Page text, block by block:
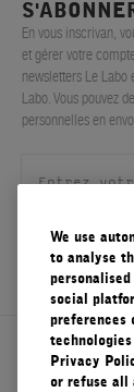
Compte
Panier(0)
À propos de Le Labo
En vous inscrivan,
et gérer votre
newsletters Le
Labo. Vous pouvez
personnelles en
We use
to analyse
social
preferences
Privacy
or refuse all